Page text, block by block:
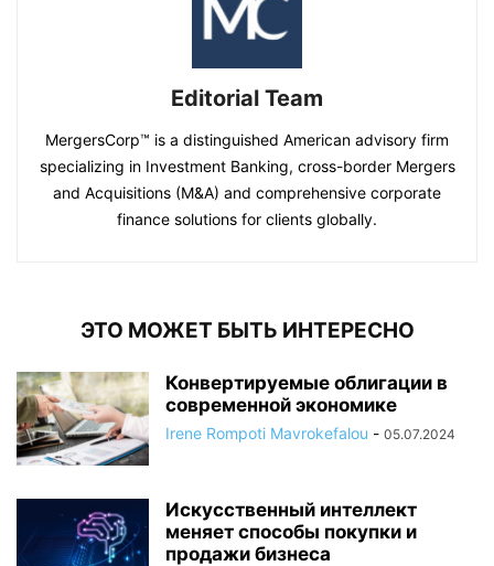
Editorial Team
MergersCorp™ is a distinguished American advisory firm
specializing in Investment Banking, cross-border Mergers
and Acquisitions (M&A) and comprehensive corporate
finance solutions for clients globally.
ЭТО МОЖЕТ БЫТЬ ИНТЕРЕСНО
Конвертируемые облигации в
современной экономике
Irene Rompoti Mavrokefalou - 05.07.2024
Искусственный интеллект
меняет способы покупки и
продажи бизнеса